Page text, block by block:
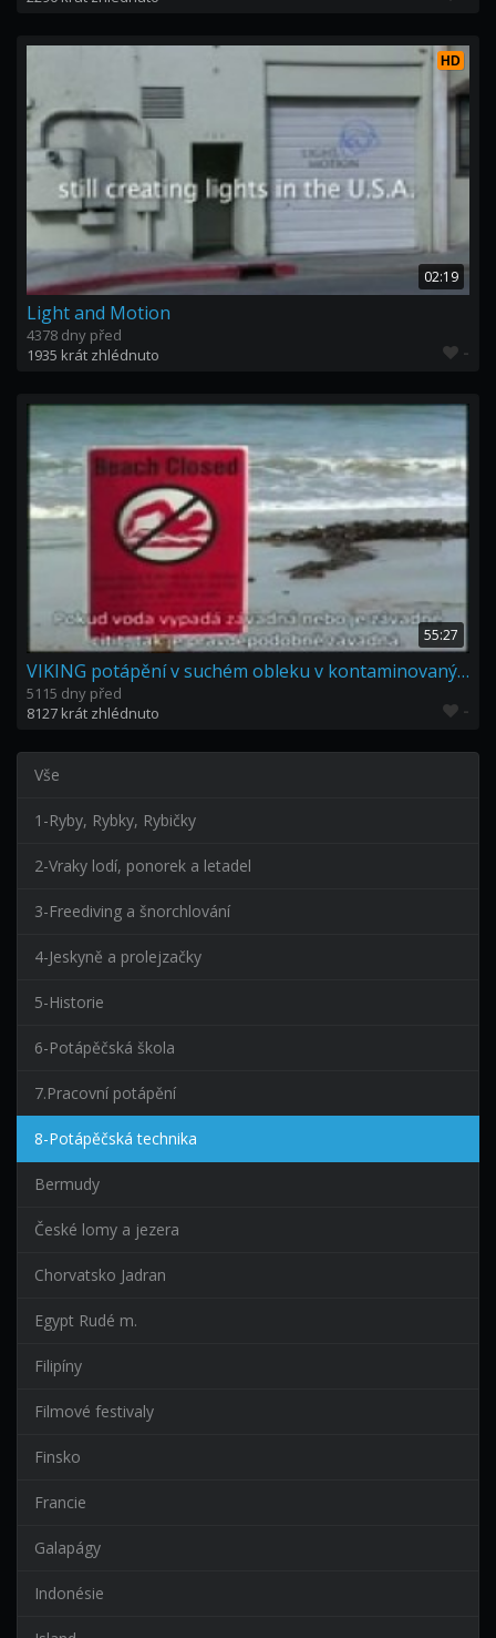
HD
02:19
Light and Motion
4378 dny před
1935 krát zhlédnuto
-
55:27
VIKING potápění v suchém obleku v kontaminovaných vodách
5115 dny před
8127 krát zhlédnuto
-
Vše
1-Ryby, Rybky, Rybičky
2-Vraky lodí, ponorek a letadel
3-Freediving a šnorchlování
4-Jeskyně a prolejzačky
5-Historie
6-Potápěčská škola
7.Pracovní potápění
8-Potápěčská technika
Bermudy
České lomy a jezera
Chorvatsko Jadran
Egypt Rudé m.
Filipíny
Filmové festivaly
Finsko
Francie
Galapágy
Indonésie